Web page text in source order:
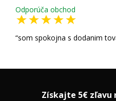
Odporúča obchod
som spokojna s dodanim
Získajte 5€ zľavu